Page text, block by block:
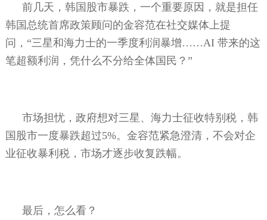
前几天，韩国股市暴跌，一个重要原因，就是担任
韩国总统首席政策顾问的金容范在社交媒体上提
问，“三星和海力士的一季度利润暴增……AI 带来的这
笔超额利润，凭什么不分给全体国民？”
市场担忧，政府想对三星、海力士征收特别税，韩
国股市一度暴跌超过5%。金容范紧急澄清，不会对企
业征收暴利税，市场才逐步收复跌幅。
最后，怎么看？